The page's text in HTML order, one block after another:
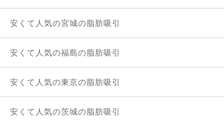
安くて人気の宮城の脂肪吸引
安くて人気の福島の脂肪吸引
安くて人気の東京の脂肪吸引
安くて人気の茨城の脂肪吸引